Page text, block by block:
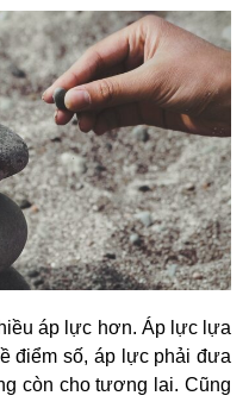
áp lực hơn. Áp lực lựa
điểm số, áp lực phải đưa
còn cho tương lai. Cũng